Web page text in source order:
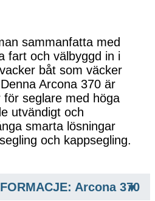
sammanfatta med
fart och välbyggd in i
båt som väcker
Arcona 370 är
seglare med höga
utvändigt och
smarta lösningar
och kappsegling.
Arcona 370